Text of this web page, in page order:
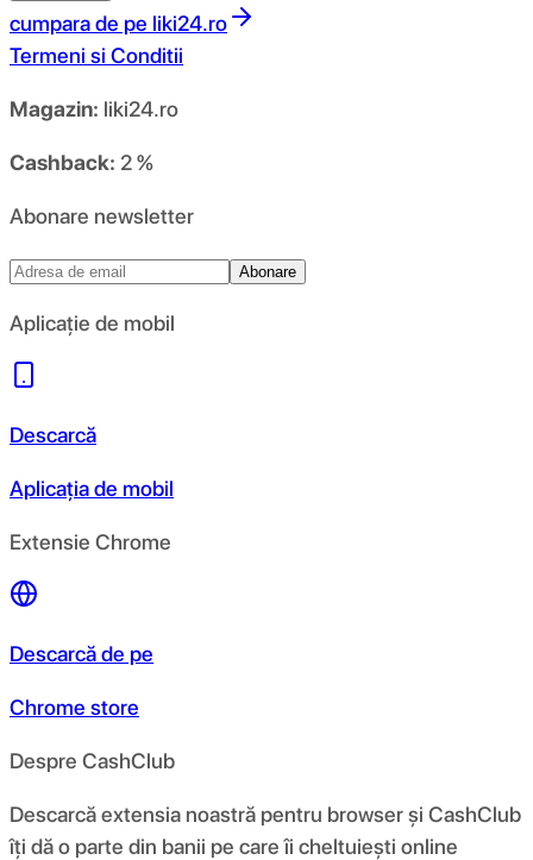
cumpara de pe liki24.ro
Termeni si Conditii
Magazin: liki24.ro
Cashback: 2 %
Abonare newsletter
Abonare
Aplicație de mobil
Descarcă
Aplicația de mobil
Extensie Chrome
Descarcă de pe
Chrome store
Despre CashClub
Descarcă extensia noastră pentru browser și CashClub
îți dă o parte din banii pe care îi cheltuiești online